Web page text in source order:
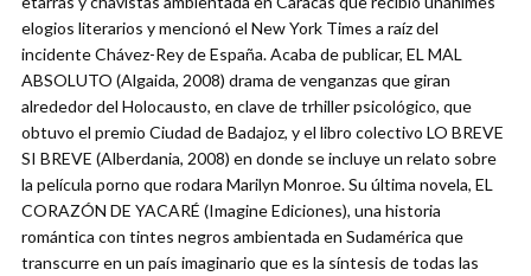
elogios literarios y mencionó el New York Times a raíz del
incidente Chávez-Rey de España. Acaba de publicar, EL MAL
ABSOLUTO (Algaida, 2008) drama de venganzas que giran
alrededor del Holocausto, en clave de trhiller psicológico, que
obtuvo el premio Ciudad de Badajoz, y el libro colectivo LO BREVE
SI BREVE (Alberdania, 2008) en donde se incluye un relato sobre
la película porno que rodara Marilyn Monroe. Su última novela, EL
CORAZÓN DE YACARÉ (Imagine Ediciones), una historia
romántica con tintes negros ambientada en Sudamérica que
transcurre en un país imaginario que es la síntesis de todas las